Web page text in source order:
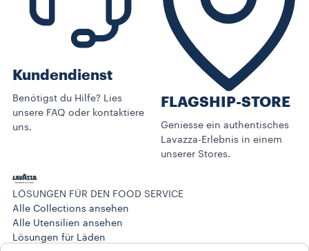
Kundendienst
Benötigst du Hilfe? Lies
unsere FAQ oder kontaktiere
uns.
FLAGSHIP-STORE
Geniesse ein authentisches
Lavazza-Erlebnis in einem
unserer Stores.
LÖSUNGEN FÜR DEN FOOD SERVICE
Alle Collections ansehen
Alle Utensilien ansehen
Lösungen für Läden